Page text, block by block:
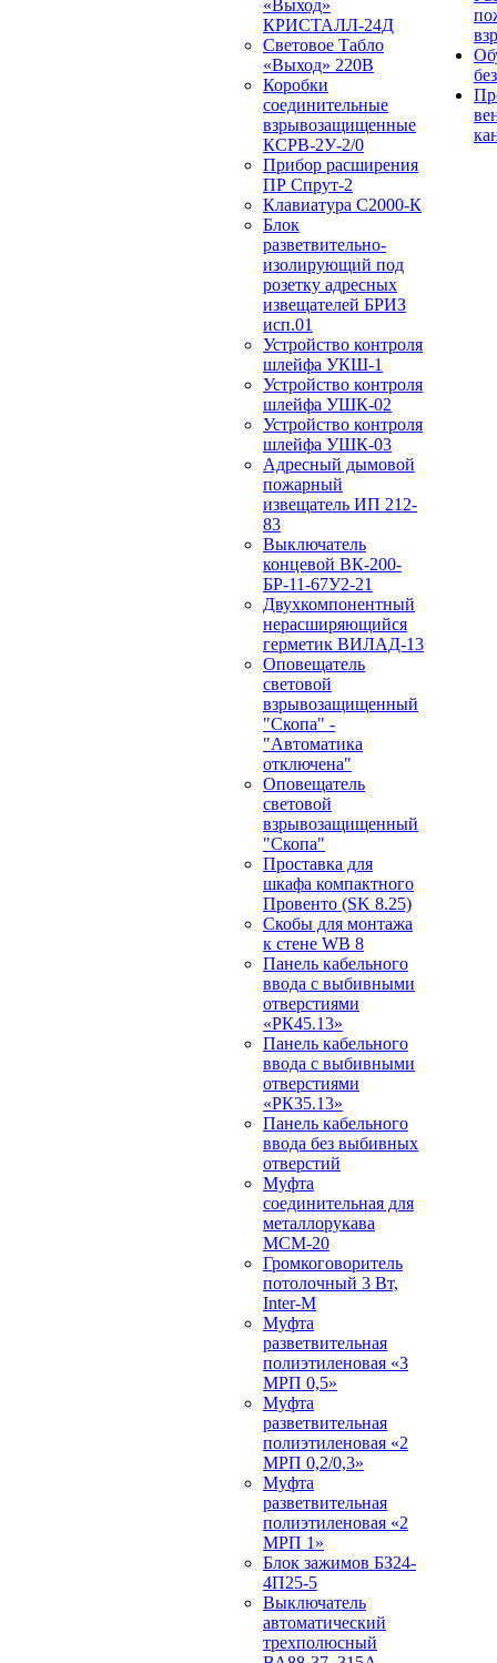
«Выход»
КРИСТАЛЛ-24Д
Световое Табло
«Выход» 220В
Коробки
соединительные
взрывозащищенные
КСРВ-2У-2/0
Прибор расширения
ПР Спрут-2
Клавиатура С2000-К
Блок
разветвительно-
изолирующий под
розетку адресных
извещателей БРИЗ
исп.01
Устройство контроля
шлейфа УКШ-1
Устройство контроля
шлейфа УШК-02
Устройство контроля
шлейфа УШК-03
Адресный дымовой
пожарный
извещатель ИП 212-
83
Выключатель
концевой ВК-200-
БР-11-67У2-21
Двухкомпонентный
нерасширяющийся
герметик ВИЛАД-13
Оповещатель
световой
взрывозащищенный
"Скопа" -
"Автоматика
отключена"
Оповещатель
световой
взрывозащищенный
"Скопа"
Проставка для
шкафа компактного
Провенто (SK 8.25)
Скобы для монтажа
к стене WB 8
Панель кабельного
ввода с выбивными
отверстиями
«РК45.13»
Панель кабельного
ввода с выбивными
отверстиями
«РК35.13»
Панель кабельного
ввода без выбивных
отверстий
Муфта
соединительная для
металлорукава
МСМ-20
Громкоговоритель
потолочный 3 Вт,
Inter-M
Муфта
разветвительная
полиэтиленовая «3
МРП 0,5»
Муфта
разветвительная
полиэтиленовая «2
МРП 0,2/0,3»
Муфта
разветвительная
полиэтиленовая «2
МРП 1»
Блок зажимов БЗ24-
4П25-5
Выключатель
автоматический
трехполюсный